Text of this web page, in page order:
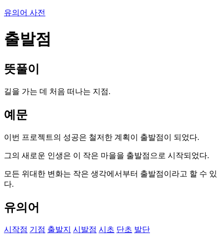
유의어 사전
출발점
뜻풀이
길을 가는 데 처음 떠나는 지점.
예문
이번 프로젝트의 성공은 철저한 계획이 출발점이 되었다.
그의 새로운 인생은 이 작은 마을을 출발점으로 시작되었다.
모든 위대한 변화는 작은 생각에서부터 출발점이라고 할 수 있
다.
유의어
시작점 기점 출발지 시발점 시초 단초 발단